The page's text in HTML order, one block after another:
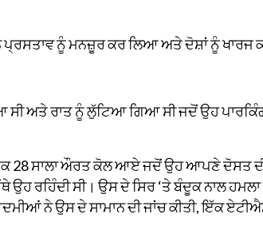
ਨੂੰ ਮਨਜ਼ੂਰ ਕਰ ਲਿਆ ਅਤੇ ਦੋਸ਼ਾਂ ਨੂੰ ਖਾਰਜ
ਸੀ ਅਤੇ ਰਾਤ ਨੂੰ ਲੁੱਟਿਆ ਗਿਆ ਸੀ ਜਦੋਂ ਉਹ
28 ਸਾਲਾ ਔਰਤ ਕੋਲ ਆਏ ਜਦੋਂ ਉਹ ਆਪਣੇ ਦੋਸਤ ਦੀ
ਉਹ ਰਹਿੰਦੀ ਸੀ। ਉਸ ਦੇ ਸਿਰ ‘ਤੇ ਬੰਦੂਕ ਨਾਲ
ਨੇ ਉਸ ਦੇ ਸਾਮਾਨ ਦੀ ਜਾਂਚ ਕੀਤੀ, ਇੱਕ